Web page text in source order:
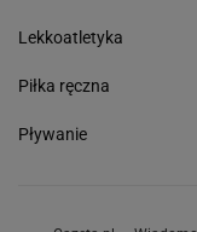
Lekkoatletyka
Piłka ręczna
Pływanie